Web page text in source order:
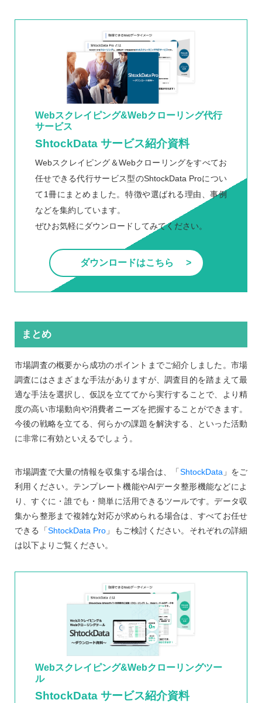
Webスクレイピング&Webクローリング代行
サービス
ShtockData サービス紹介資料
Webスクレイピング＆Webクローリングをすべてお
任せできる代行サービス型のShtockData Proについ
て1冊にまとめました。特徴や選ばれる理由、事例
などを集約しています。
ぜひお気軽にダウンロードしてみてください。
ダウンロードはこちら
まとめ
市場調査の概要から成功のポイントまでご紹介しました。市場
調査にはさまざまな手法がありますが、調査目的を踏まえて最
適な手法を選択し、仮説を立ててから実行することで、より精
度の高い市場動向や消費者ニーズを把握することができます。
今後の戦略を立てる、何らかの課題を解決する、といった活動
に非常に有効といえるでしょう。
市場調査で大量の情報を収集する場合は、「ShtockData 」をご
利用ください。テンプレート機能やAIデータ整形機能などによ
り、すぐに・誰でも・簡単に活用できるツールです。データ収
集から整形まで複雑な対応が求められる場合は、すべてお任せ
できる「ShtockData Pro 」もご検討ください。それぞれの詳細
は以下よりご覧ください。
Webスクレイピング&Webクローリングツー
ル
ShtockData サービス紹介資料